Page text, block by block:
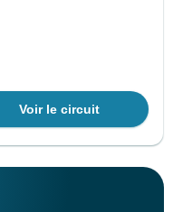
Voir le circuit